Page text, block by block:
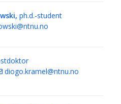
ph.d.-student
diogo.kramel@ntnu.no